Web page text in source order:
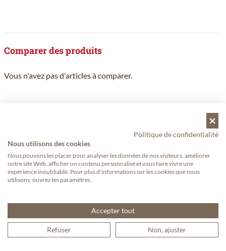
Comparer des produits
Vous n'avez pas d'articles à comparer.
Commandez avant 12h? Envoyé aujourd'hui
Économisez des points et recevez de belles
réductions
Politique de confidentialité
Nous utilisons des cookies
Nous pouvons les placer pour analyser les données de nos visiteurs, améliorer
notre site Web, afficher un contenu personnalisé et vous faire vivre une
expérience inoubliable. Pour plus d'informations sur les cookies que nous
utilisons, ouvrez les paramètres.
Accepter tout
Refuser Non, ajuster